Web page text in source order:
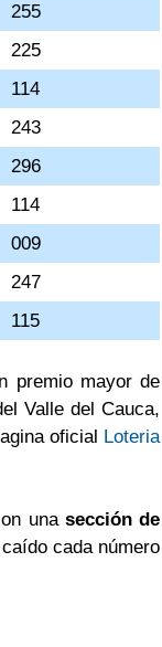
255
225
114
243
296
114
009
247
115
premio mayor de
Valle del Cauca,
oficial Loteria
una sección de
cada número